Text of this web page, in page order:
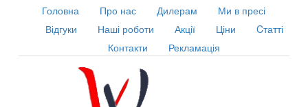
Головна Про нас Дилерам
Ми в пресі
Відгуки
Наші роботи Акції Ціни
Cтатті
Контакти
Рекламація